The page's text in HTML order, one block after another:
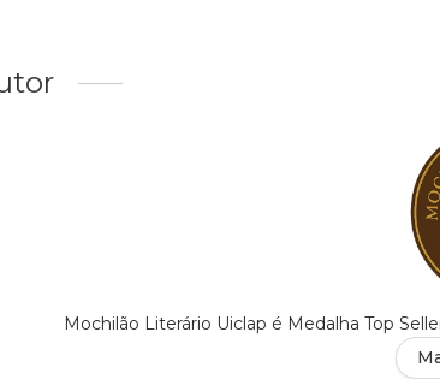
Mochilão Literário Uiclap é Medalha Top